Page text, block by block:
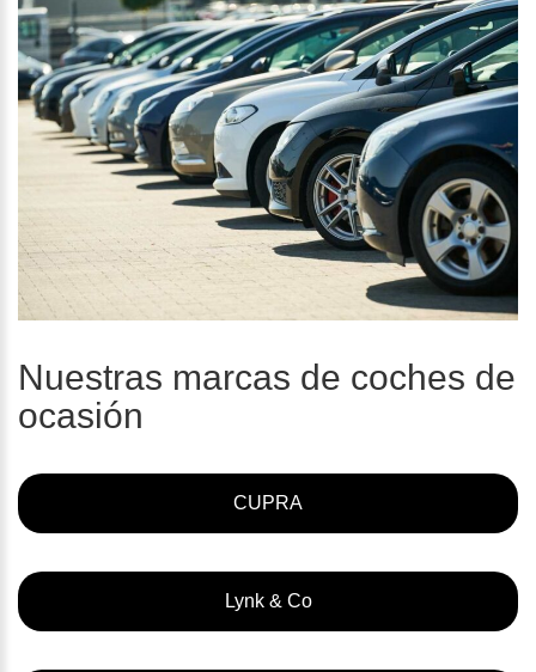
Nuestras marcas de coches de
ocasión
CUPRA
Lynk & Co